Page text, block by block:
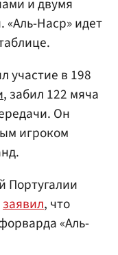
и двумя
Наср» идет
участие в 198
, забил 122 мяча
Он
игроком
Португалии
заявил, что
«Аль-